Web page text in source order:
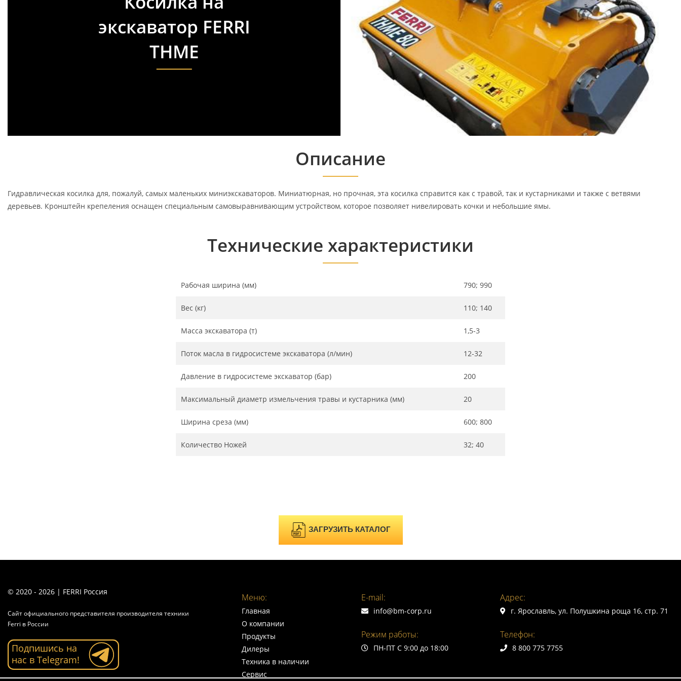
экскаватор FERRI
THME
Описание
Гидравлическая косилка для, пожалуй, самых маленьких миниэкскаваторов. Миниатюрная, но прочная, эта косилка справится как с травой, так и кустарниками и также с ветвями
деревьев. Кронштейн крепеления оснащен специальным самовыравнивающим устройством, которое позволяет нивелировать кочки и небольшие ямы.
Технические характеристики
Рабочая ширина (мм) 790; 990
Вес (кг) 110; 140
Масса экскаватора (т) 1,5-3
Поток масла в гидросистеме экскаватора (л/мин) 12-32
Давление в гидросистеме экскаватор (бар) 200
Максимальный диаметр измельчения травы и кустарника (мм) 20
Ширина среза (мм) 600; 800
Количество Ножей 32; 40
ЗАГРУЗИТЬ КАТАЛОГ
© 2020 - 2026 | FERRI Россия
Сайт официального представителя производителя техники
Ferri в России
Подпишись на
нас в Telegram!
Меню:
Главная
О компании
Продукты
Дилеры
Техника в наличии
Сервис
E-mail:
info@bm-corp.ru
Режим работы:
ПН-ПТ С 9:00 до 18:00
Адрес:
г. Ярославль, ул. Полушкина роща 16, стр. 71
Телефон:
8 800 775 7755